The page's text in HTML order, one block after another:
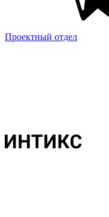
Проектный отдел